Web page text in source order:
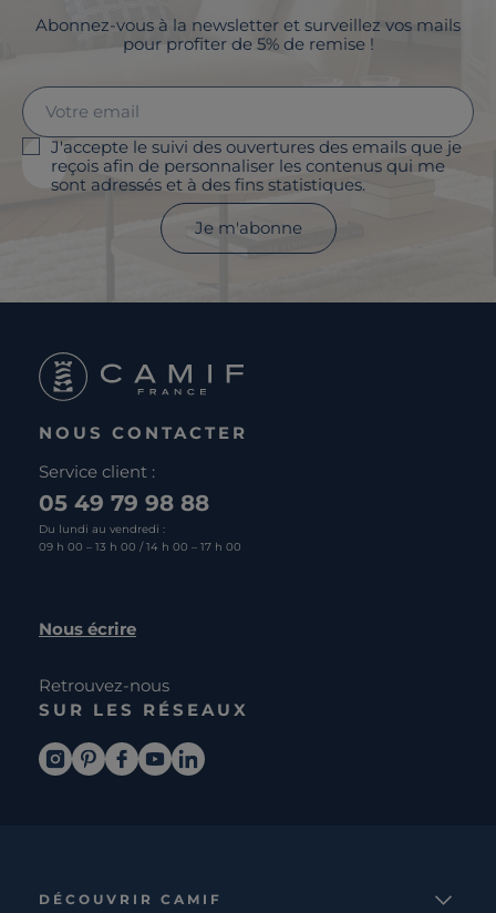
Abonnez-vous à la newsletter et surveillez vos mails
pour profiter de 5% de remise !
J'accepte le suivi des ouvertures des emails que je
reçois afin de personnaliser les contenus qui me
sont adressés et à des fins statistiques.
Je m'abonne
NOUS CONTACTER
Service client :
05 49 79 98 88
Du lundi au vendredi :
09 h 00 – 13 h 00 / 14 h 00 – 17 h 00
Nous écrire
Retrouvez-nous
SUR LES RÉSEAUX
DÉCOUVRIR CAMIF